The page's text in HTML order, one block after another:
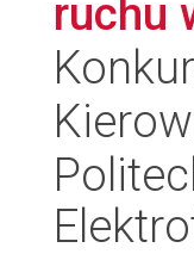
ruchu